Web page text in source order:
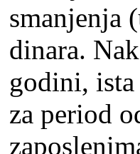
smanjenja
dinara.
godini,
za period